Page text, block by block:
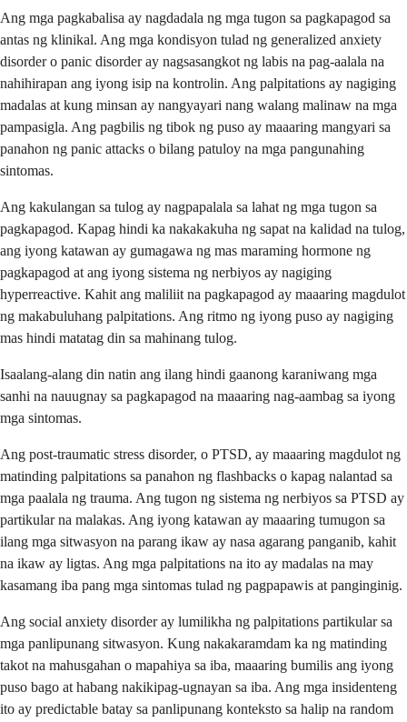
Ang mga pagkabalisa ay nagdadala ng mga tugon sa pagkapagod sa
antas ng klinikal. Ang mga kondisyon tulad ng generalized anxiety
disorder o panic disorder ay nagsasangkot ng labis na pag-aalala na
nahihirapan ang iyong isip na kontrolin. Ang palpitations ay nagiging
madalas at kung minsan ay nangyayari nang walang malinaw na mga
pampasigla. Ang pagbilis ng tibok ng puso ay maaaring mangyari sa
panahon ng panic attacks o bilang patuloy na mga pangunahing
sintomas.
Ang kakulangan sa tulog ay nagpapalala sa lahat ng mga tugon sa
pagkapagod. Kapag hindi ka nakakakuha ng sapat na kalidad na tulog,
ang iyong katawan ay gumagawa ng mas maraming hormone ng
pagkapagod at ang iyong sistema ng nerbiyos ay nagiging
hyperreactive. Kahit ang maliliit na pagkapagod ay maaaring magdulot
ng makabuluhang palpitations. Ang ritmo ng iyong puso ay nagiging
mas hindi matatag din sa mahinang tulog.
Isaalang-alang din natin ang ilang hindi gaanong karaniwang mga
sanhi na nauugnay sa pagkapagod na maaaring nag-aambag sa iyong
mga sintomas.
Ang post-traumatic stress disorder, o PTSD, ay maaaring magdulot ng
matinding palpitations sa panahon ng flashbacks o kapag nalantad sa
mga paalala ng trauma. Ang tugon ng sistema ng nerbiyos sa PTSD ay
partikular na malakas. Ang iyong katawan ay maaaring tumugon sa
ilang mga sitwasyon na parang ikaw ay nasa agarang panganib, kahit
na ikaw ay ligtas. Ang mga palpitations na ito ay madalas na may
kasamang iba pang mga sintomas tulad ng pagpapawis at panginginig.
Ang social anxiety disorder ay lumilikha ng palpitations partikular sa
mga panlipunang sitwasyon. Kung nakakaramdam ka ng matinding
takot na mahusgahan o mapahiya sa iba, maaaring bumilis ang iyong
puso bago at habang nakikipag-ugnayan sa iba. Ang mga insidenteng
ito ay predictable batay sa panlipunang konteksto sa halip na random